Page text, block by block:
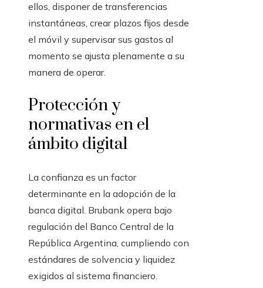
ellos, disponer de transferencias
instantáneas, crear plazos fijos desde
el móvil y supervisar sus gastos al
momento se ajusta plenamente a su
manera de operar.
Protección y
normativas en el
ámbito digital
La confianza es un factor
determinante en la adopción de la
banca digital. Brubank opera bajo
regulación del Banco Central de la
República Argentina, cumpliendo con
estándares de solvencia y liquidez
exigidos al sistema financiero.